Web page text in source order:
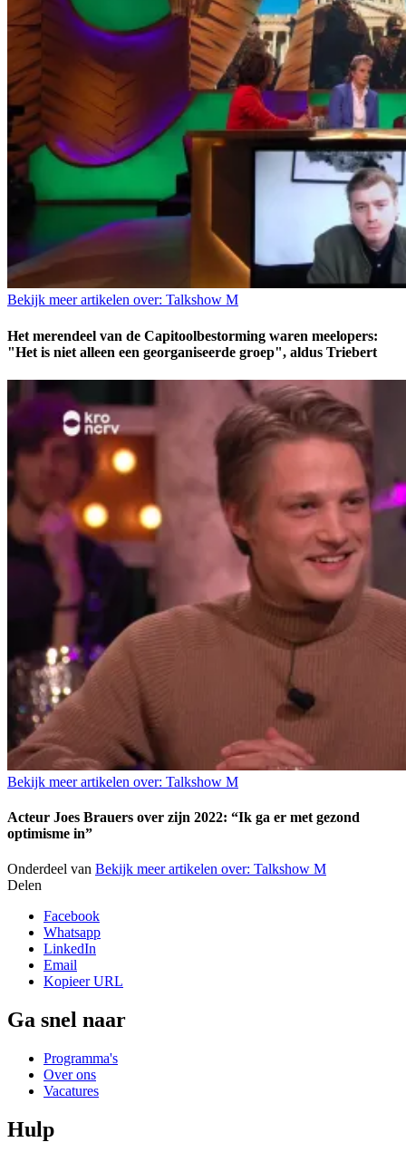
Bekijk meer artikelen over: Talkshow M
Het merendeel van de Capitoolbestorming waren meelopers:
"Het is niet alleen een georganiseerde groep", aldus Triebert
Bekijk meer artikelen over: Talkshow M
Acteur Joes Brauers over zijn 2022: “Ik ga er met gezond
optimisme in”
Onderdeel van Bekijk meer artikelen over: Talkshow M
Delen
Facebook
Whatsapp
LinkedIn
Email
Kopieer URL
Ga snel naar
Programma's
Over ons
Vacatures
Hulp